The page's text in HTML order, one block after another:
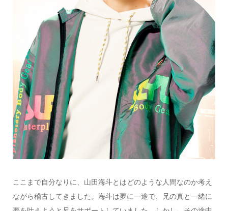
ここまで自分なりに、山田海斗とはどのような人間なのか考え
ながら稽古してきました。海斗は夢に一途で、兄の真と一緒に